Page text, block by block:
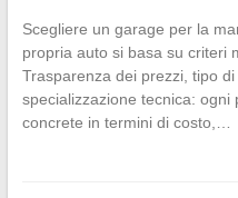
Scegliere un garage per la
propria auto si basa su criteri
Trasparenza dei prezzi, tipo
specializzazione tecnica:
concrete in termini di costo,…